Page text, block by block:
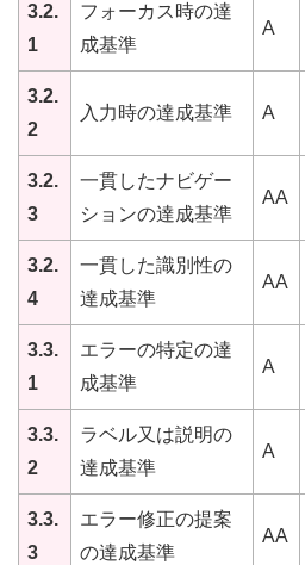
3.2.
1
フォーカス時の達
成基準
A
3.2.
2
入力時の達成基準 A
3.2.
3
一貫したナビゲー
ションの達成基準
AA
3.2.
4
一貫した識別性の
達成基準
AA
3.3.
1
エラーの特定の達
成基準
A
3.3.
2
ラベル又は説明の
達成基準
A
3.3.
3
エラー修正の提案
の達成基準
AA